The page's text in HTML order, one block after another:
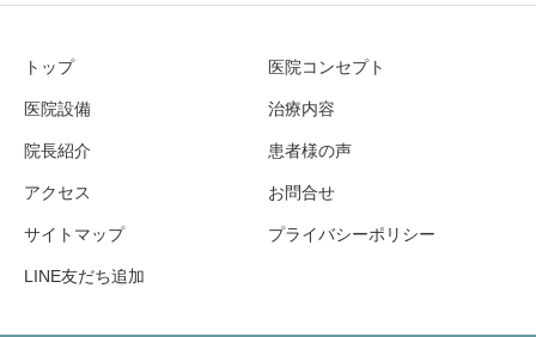
トップ 医院コンセプト
医院設備 治療内容
院長紹介 患者様の声
アクセス お問合せ
サイトマップ プライバシーポリシー
LINE友だち追加